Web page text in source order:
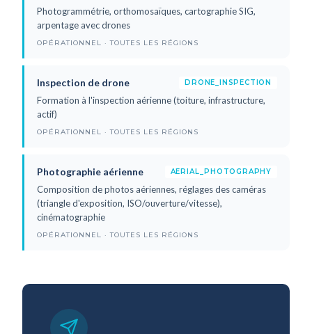
Photogrammétrie, orthomosaïques, cartographie SIG,
arpentage avec drones
OPÉRATIONNEL · TOUTES LES RÉGIONS
Inspection de drone DRONE_INSPECTION
Formation à l'inspection aérienne (toiture, infrastructure,
actif)
OPÉRATIONNEL · TOUTES LES RÉGIONS
Photographie aérienne AERIAL_PHOTOGRAPHY
Composition de photos aériennes, réglages des caméras
(triangle d'exposition, ISO/ouverture/vitesse),
cinématographie
OPÉRATIONNEL · TOUTES LES RÉGIONS